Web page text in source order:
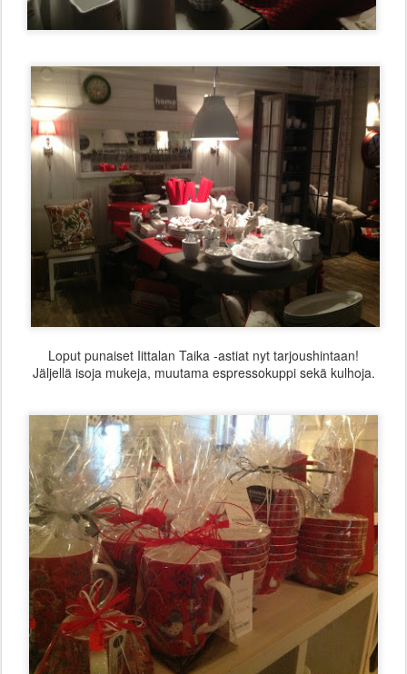
Loput punaiset Iittalan Taika -astiat nyt tarjoushintaan!
Jäljellä isoja mukeja, muutama espressokuppi sekä kulhoja.